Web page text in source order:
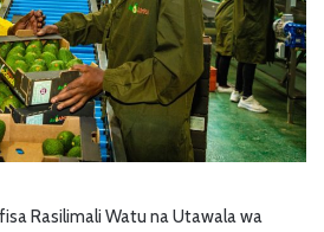
Rasilimali Watu na Utawala wa